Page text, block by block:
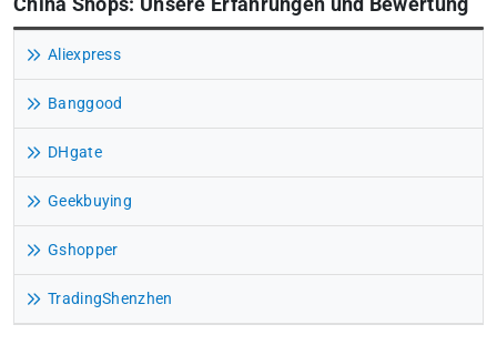
Aliexpress
Banggood
DHgate
Geekbuying
Gshopper
TradingShenzhen